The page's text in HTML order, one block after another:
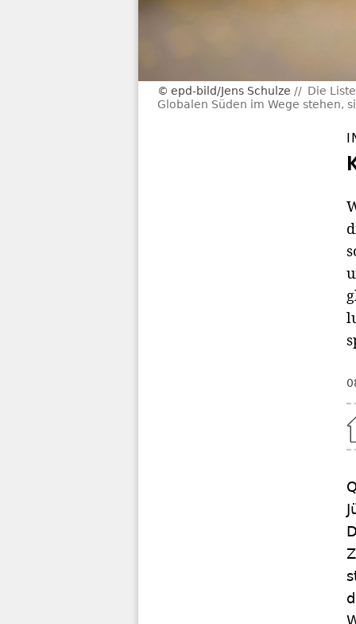
epd-bild/Jens Schulze
Die
Globalen Süden im Wege stehen,